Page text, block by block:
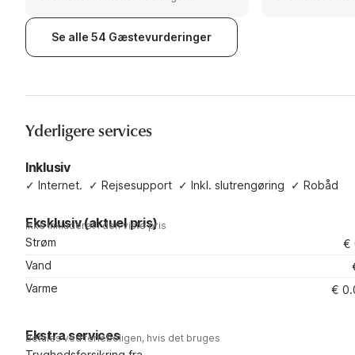
Se alle 54 Gæstevurderinger
Yderligere services
Inklusiv
✓ Internet. ✓ Rejsesupport ✓ Inkl. slutrengøring ✓ Robåd
Eksklusiv (aktuel pris)
Ikke inkluderet i den viste pris
Strøm
€
Vand
Varme
€
Ekstra services
Betales ved ferieboligen, hvis det bruges